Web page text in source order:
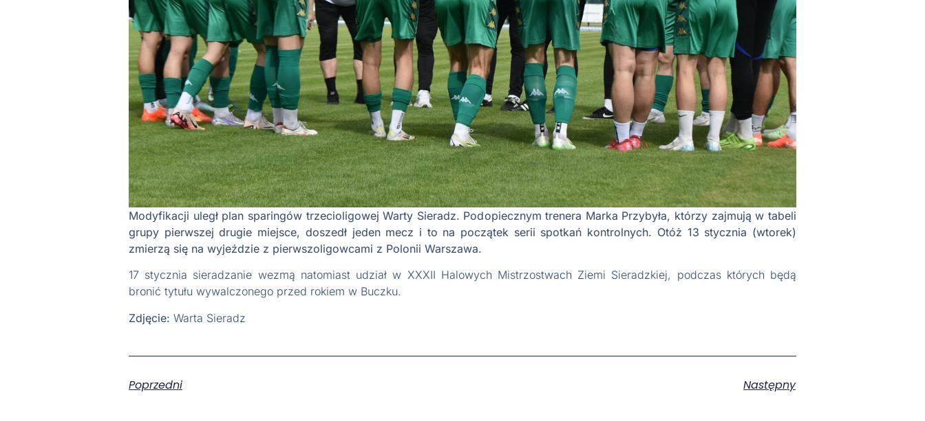
Modyfikacji uległ plan sparingów trzecioligowej Warty Sieradz. Podopiecznym trenera Marka Przybyła, którzy zajmują w tabeli
grupy pierwszej drugie miejsce, doszedł jeden mecz i to na początek serii spotkań kontrolnych. Otóż 13 stycznia (wtorek)
zmierzą się na wyjeździe z pierwszoligowcami z Polonii Warszawa.
17 stycznia sieradzanie wezmą natomiast udział w XXXII Halowych Mistrzostwach Ziemi Sieradzkiej, podczas których będą
bronić tytułu wywalczonego przed rokiem w Buczku.
Zdjęcie: Warta Sieradz
Poprzedni Następny